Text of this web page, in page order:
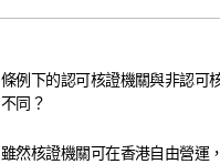
條例下的認可核證機關與非認可
不同？
雖然核證機關可在香港自由營運